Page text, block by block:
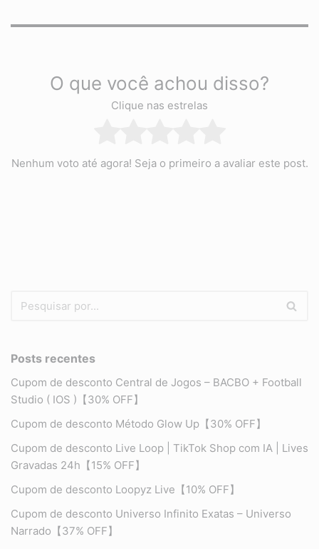
O que você achou disso?
Clique nas estrelas
Nenhum voto até agora! Seja o primeiro a avaliar este post.
Posts recentes
Cupom de desconto Central de Jogos – BACBO + Football
Studio ( IOS )【30% OFF】
Cupom de desconto Método Glow Up【30% OFF】
Cupom de desconto Live Loop | TikTok Shop com IA | Lives
Gravadas 24h【15% OFF】
Cupom de desconto Loopyz Live【10% OFF】
Cupom de desconto Universo Infinito Exatas – Universo
Narrado【37% OFF】